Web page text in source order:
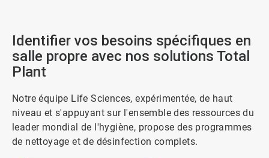
Identifier vos besoins spécifiques en
salle propre avec nos solutions Total
Plant
Notre équipe Life Sciences, expérimentée, de haut
niveau et s'appuyant sur l'ensemble des ressources du
leader mondial de l'hygiène, propose des programmes
de nettoyage et de désinfection complets.